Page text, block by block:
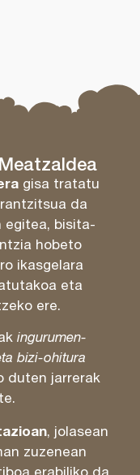
gisa tratatu
da
egitea, bisita-
hobeto
ikasgelara
eta
ere.
ingurumen-
bizi-ohitura
duten jarrerak
, jolasean
zuzenean
erabiliko da